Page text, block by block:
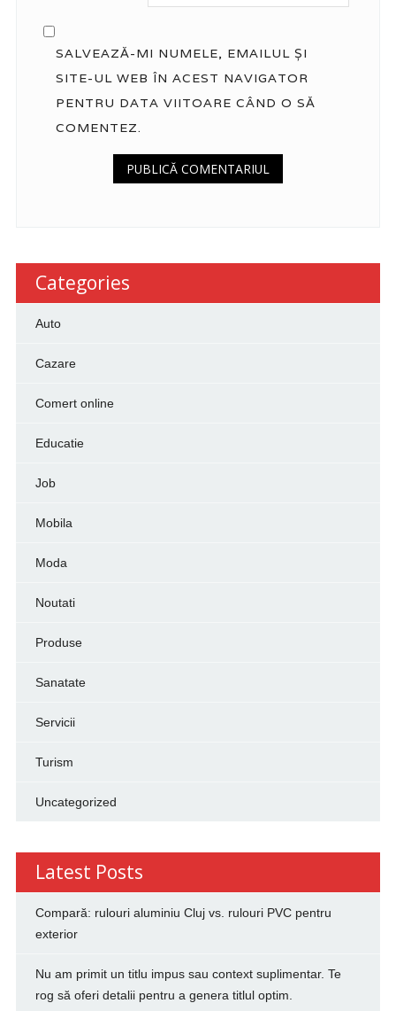
SALVEAZĂ-MI NUMELE, EMAILUL ȘI
SITE-UL WEB ÎN ACEST NAVIGATOR
PENTRU DATA VIITOARE CÂND O SĂ
COMENTEZ.
Categories
Auto
Cazare
Comert online
Educatie
Job
Mobila
Moda
Noutati
Produse
Sanatate
Servicii
Turism
Uncategorized
Latest Posts
Compară: rulouri aluminiu Cluj vs. rulouri PVC pentru
exterior
Nu am primit un titlu impus sau context suplimentar. Te
rog să oferi detalii pentru a genera titlul optim.